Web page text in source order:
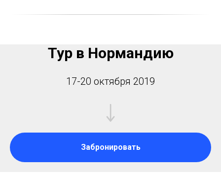
Тур в Нормандию
17-20 октября 2019
Забронировать